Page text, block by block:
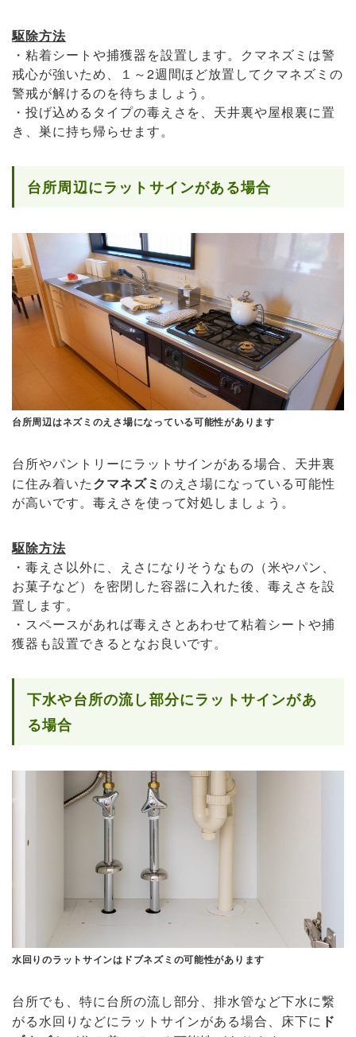
駆除方法
・粘着シートや捕獲器を設置します。クマネズミは警
戒心が強いため、１～2週間ほど放置してクマネズミの
警戒が解けるのを待ちましょう。
・投げ込めるタイプの毒えさを、天井裏や屋根裏に置
き、巣に持ち帰らせます。
台所周辺にラットサインがある場合
台所周辺はネズミのえさ場になっている可能性があります
台所やパントリーにラットサインがある場合、天井裏
に住み着いたクマネズミ のえさ場になっている可能性
が高いです。毒えさを使って対処しましょう。
駆除方法
・毒えさ以外に、えさになりそうなもの（米やパン、
お菓子など）を密閉した容器に入れた後、毒えさを設
置します。
・スペースがあれば毒えさとあわせて粘着シートや捕
獲器も設置できるとなお良いです。
下水や台所の流し部分にラットサインがあ
る場合
水回りのラットサインはドブネズミの可能性があります
台所でも、特に台所の流し部分、排水管など下水に繋
がる水回りなどにラットサインがある場合、床下に ド